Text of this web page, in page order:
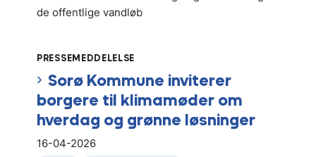
de offentlige vandløb
PRESSEMEDDELELSE
Sorø Kommune inviterer
borgere til klimamøder om
hverdag og grønne løsninger
16-04-2026